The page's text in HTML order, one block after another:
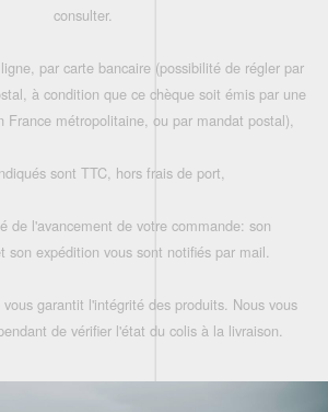
consulter.
par carte bancaire (possibilité de régler par
à condition que ce chèque soit émis par une
France métropolitaine, ou par mandat postal),
sont TTC, hors frais de port,
de l'avancement de votre commande: son
son expédition vous sont notifiés par mail.
garantit l'intégrité des produits. Nous vous
de vérifier l'état du colis à la livraison.